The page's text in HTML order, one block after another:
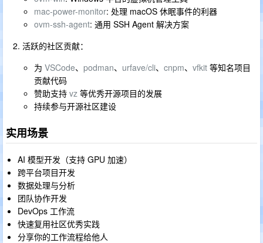
mac-power-monitor: 处理 macOS 休眠事件的利器
ovm-ssh-agent: 通用 SSH Agent 解决方案
活跃的社区贡献：
为 VSCode、 podman、 urfave/cli、 cnpm、 vfkit 等知名项目
贡献代码
赞助支持 vz 等优秀开源项目的发展
持续参与开源社区建设
实用场景
AI 模型开发（支持 GPU 加速）
跨平台项目开发
数据处理与分析
团队协作开发
DevOps 工作流
快速复用社区优秀实践
分享你的工作流程给他人